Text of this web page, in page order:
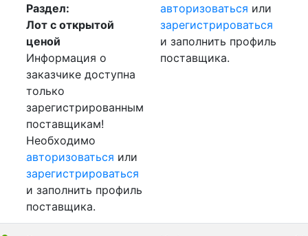
Раздел:
Лот с открытой
ценой
Информация о
заказчике доступна
только
зарегистрированным
поставщикам!
Необходимо
авторизоваться или
зарегистрироваться
и заполнить профиль
поставщика.
авторизоваться или
зарегистрироваться
и заполнить профиль
поставщика.